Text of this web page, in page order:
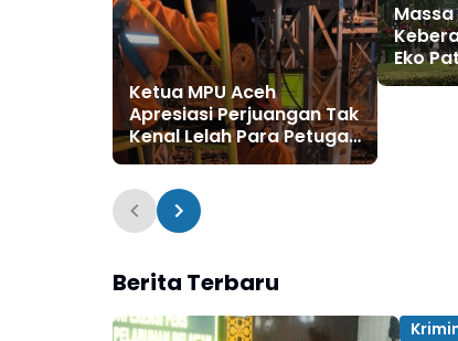
Ketua MPU Aceh
Apresiasi Perjuangan Tak
Kenal Lelah Para Petugas
PLN
Massa
Eko
Berita Terbaru